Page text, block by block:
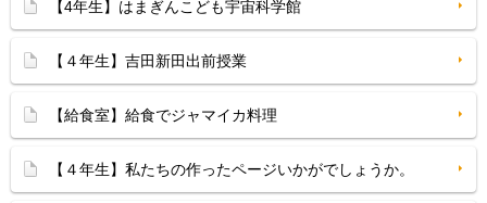
【4年生】はまぎんこども宇宙科学館
【４年生】吉田新田出前授業
【給食室】給食でジャマイカ料理
【４年生】私たちの作ったページいかがでしょうか。